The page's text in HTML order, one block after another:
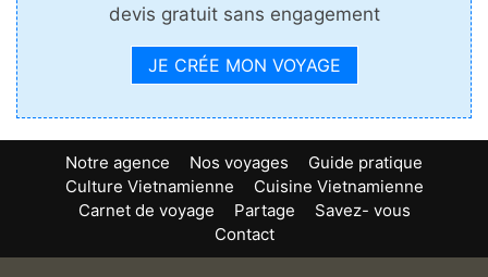
devis gratuit sans engagement
JE CRÉE MON VOYAGE
Notre agence Nos voyages
Guide pratique
Culture Vietnamienne
Cuisine Vietnamienne
Carnet de voyage
Partage
Savez- vous
Contact